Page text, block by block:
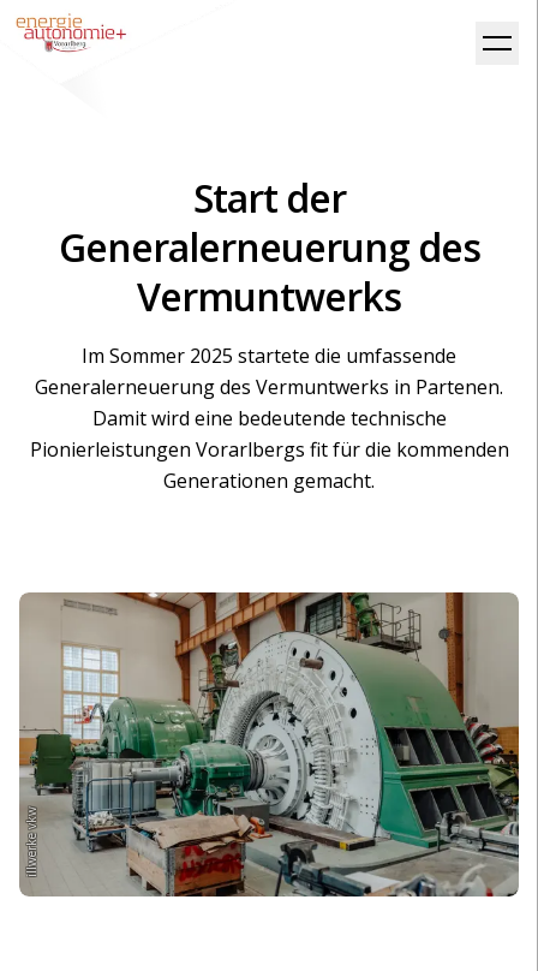
Start der
Generalerneuerung des
Vermuntwerks
Im Sommer 2025 startete die umfassende
Generalerneuerung des Vermuntwerks in Partenen.
Damit wird eine bedeutende technische
Pionierleistungen Vorarlbergs fit für die kommenden
Generationen gemacht.
illwerke vkw